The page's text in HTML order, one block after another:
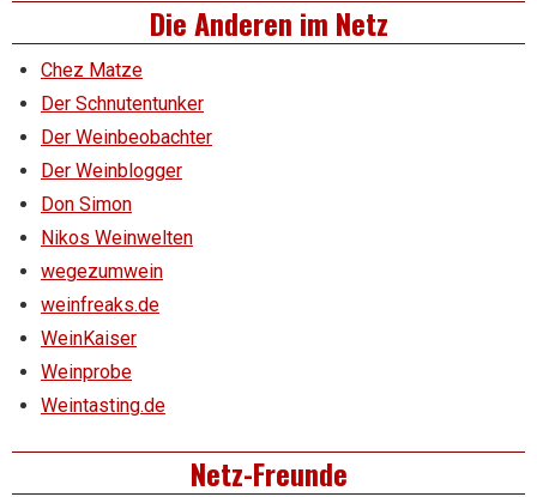
Die Anderen im Netz
Chez Matze
Der Schnutentunker
Der Weinbeobachter
Der Weinblogger
Don Simon
Nikos Weinwelten
wegezumwein
weinfreaks.de
WeinKaiser
Weinprobe
Weintasting.de
Netz-Freunde